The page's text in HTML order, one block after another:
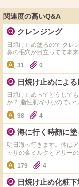
関連度の高いQ&A
クレンジング
日焼け止め塗るので クレ
鼻の毛穴が目立ってて本
が落ちるクレンジングはありますで
めはビオレuvの茶色のやつです！ ちなみにウォータ
おすすめのものやウォー
ングがあれば教えてくだ
31 0
日焼け止めによ
日焼け止めってどうして
か？ 脂性肌寄りなのでい
す。 ベースメイクの上にパウダーを塗る・フィックスミストを使う…など普
段みなさんが使っているアイ
たつかない日焼け止めで
98 4
海に行く時顔に
明日海へ行きます。体は
ッサの金ミルクとアリー
は肌荒れ、乾燥がしやす
しにくいのかなと思った
翌日肌荒れするかという
179 4
日焼け止め化粧